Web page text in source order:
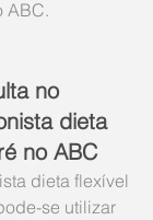
ABC.
no
dieta
no ABC
dieta flexível
se utilizar